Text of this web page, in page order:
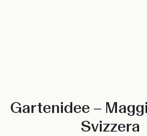
Gartenidee –
Svizzera